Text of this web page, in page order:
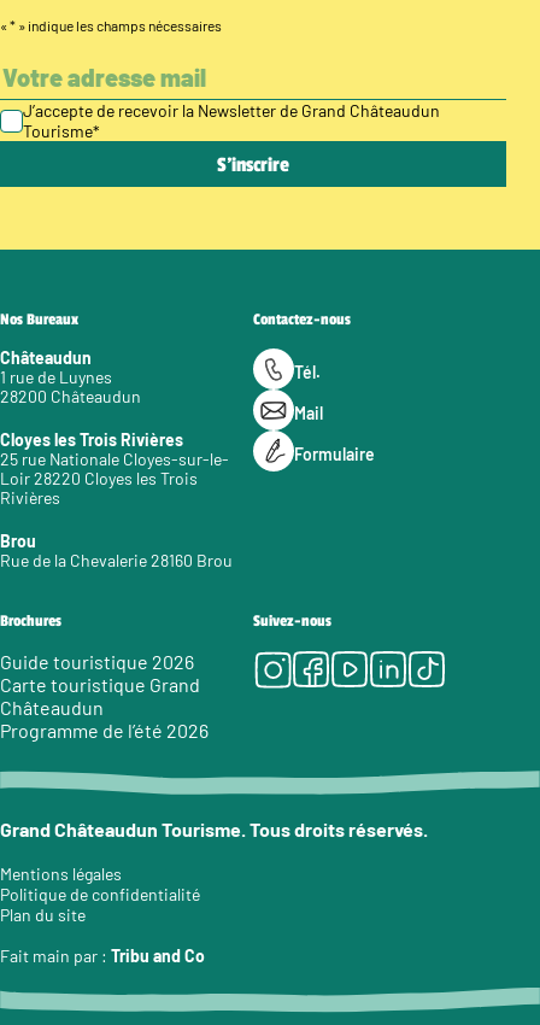
« * » indique les champs nécessaires
J’accepte de recevoir la Newsletter de Grand Châteaudun
Tourisme*
Nos Bureaux
Châteaudun
1 rue de Luynes
28200 Châteaudun
Cloyes les Trois Rivières
25 rue Nationale Cloyes-sur-le-
Loir 28220 Cloyes les Trois
Rivières
Brou
Rue de la Chevalerie 28160 Brou
Contactez-nous
Tél.
Mail
Formulaire
Brochures
Guide touristique 2026
Carte touristique Grand
Châteaudun
Programme de l’été 2026
Suivez-nous
Instagram
Facebook
Youtube
LinkedIn
Tiktok
Grand Châteaudun Tourisme. Tous droits réservés.
Mentions légales
Politique de confidentialité
Plan du site
Fait main par : Tribu and Co